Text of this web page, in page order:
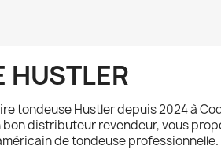
HUSTLER
tondeuse Hustler depuis 2024 à
bon distributeur revendeur, vous
de tondeuse professionnelle.